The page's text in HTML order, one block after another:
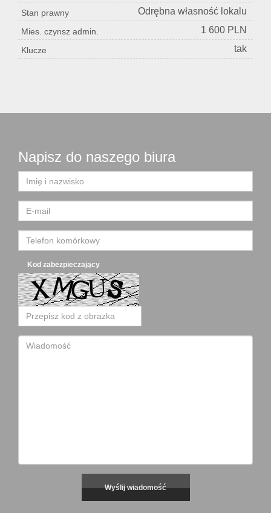
Stan prawny Odrębna własność lokalu
Mies. czynsz admin. 1 600 PLN
Klucze tak
Napisz do naszego biura
Kod zabezpieczający